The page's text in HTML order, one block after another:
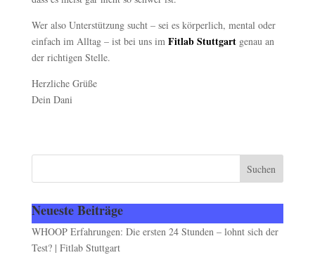
Wer also Unterstützung sucht – sei es körperlich, mental oder
einfach im Alltag – ist bei uns im Fitlab Stuttgartgenau an
der richtigen Stelle.
Herzliche Grüße
Dein Dani
Neueste Beiträge
WHOOP Erfahrungen: Die ersten 24 Stunden – lohnt sich der
Test? | Fitlab Stuttgart